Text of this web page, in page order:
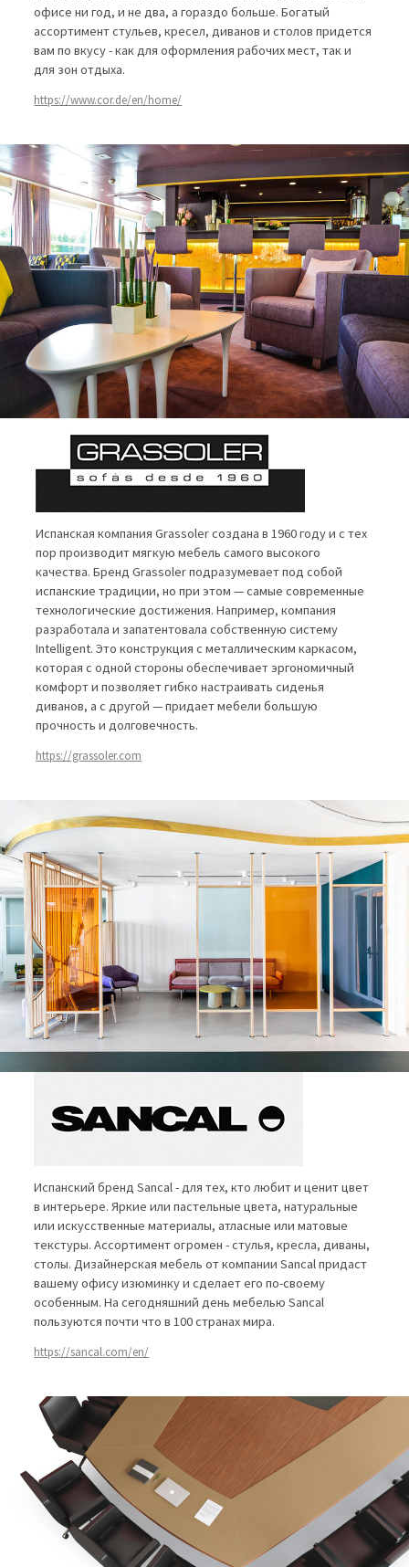
офисе ни год, и не два, а гораздо больше. Богатый
ассортимент стульев, кресел, диванов и столов придется
вам по вкусу - как для оформления рабочих мест, так и
для зон отдыха.
https://www.cor.de/en/home/
Испанская компания Grassoler создана в 1960 году и с тех
пор производит мягкую мебель самого высокого
качества. Бренд Grassoler подразумевает под собой
испанские традиции, но при этом — самые современные
технологические достижения. Например, компания
разработала и запатентовала собственную систему
Intelligent. Это конструкция с металлическим каркасом,
которая с одной стороны обеспечивает эргономичный
комфорт и позволяет гибко настраивать сиденья
диванов, а с другой — придает мебели большую
прочность и долговечность.
https://grassoler.com
Испанский бренд Sancal - для тех, кто любит и ценит цвет
в интерьере. Яркие или пастельные цвета, натуральные
или искусственные материалы, атласные или матовые
текстуры. Ассортимент огромен - стулья, кресла, диваны,
столы. Дизайнерская мебель от компании Sancal придаст
вашему офису изюминку и сделает его по-своему
особенным. На сегодняшний день мебелью Sancal
пользуются почти что в 100 странах мира.
https://sancal.com/en/